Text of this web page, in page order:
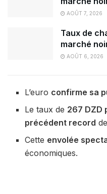
AOÛT 7, 2026
Taux de
marché
AOÛT 6, 2026
L’euro confirme sa
Le taux de 267 DZD
précédent record
Cette envolée
économiques.